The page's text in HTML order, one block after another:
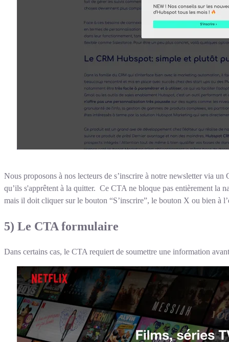
Nous proposons à nos lecteurs de s’inscrire à notre newsletter via
qu’ils s'apprêtent à la quitter. Ce CTA ne bloque pas entièrement la
mais il doit cliquer sur le bouton “S’inscrire”, le bouton X ou bien à
5) Le CTA formulaire
Dans certains cas, le CTA requiert de soumettre une information